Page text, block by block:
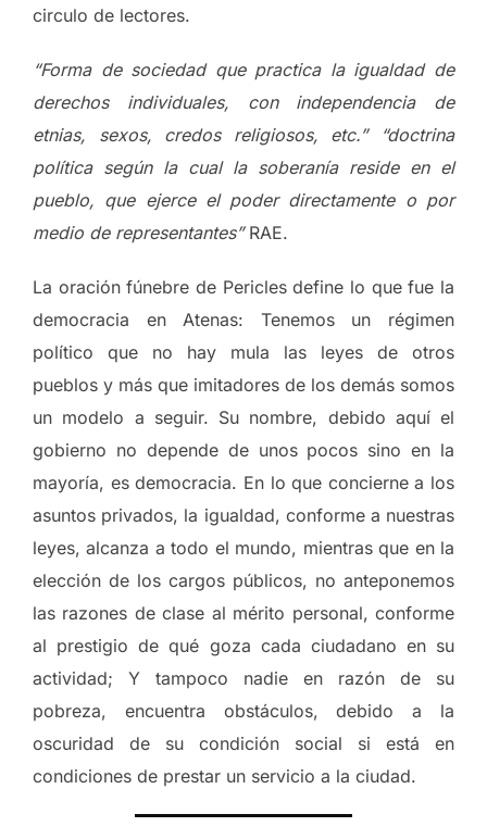
circulo de lectores.
“Forma de sociedad que practica la igualdad de
derechos individuales, con independencia de
etnias, sexos, credos religiosos, etc.”
“doctrina
política según la cual la soberanía reside en el
pueblo, que ejerce el poder directamente o por
medio de representantes”RAE.
La oración fúnebre de Pericles define lo que fue la
democracia en Atenas: Tenemos un régimen
político que no hay mula las leyes de otros
pueblos y más que imitadores de los demás somos
un modelo a seguir. Su nombre, debido aquí el
gobierno no depende de unos pocos sino en la
mayoría, es democracia. En lo que concierne a los
asuntos privados, la igualdad, conforme a nuestras
leyes, alcanza a todo el mundo, mientras que en la
elección de los cargos públicos, no anteponemos
las razones de clase al mérito personal, conforme
al prestigio de qué goza cada ciudadano en su
actividad; Y tampoco nadie en razón de su
pobreza, encuentra obstáculos, debido a la
oscuridad de su condición social si está en
condiciones de prestar un servicio a la ciudad.